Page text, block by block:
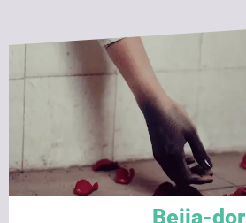
Beija-dor